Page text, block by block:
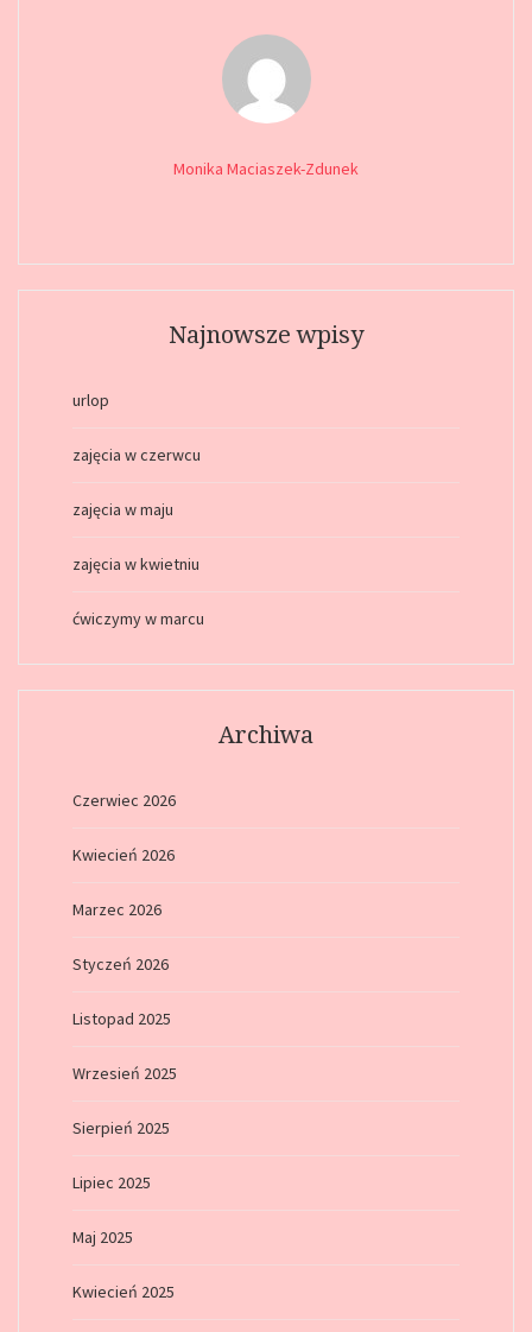
Monika Maciaszek-Zdunek
Najnowsze wpisy
urlop
zajęcia w czerwcu
zajęcia w maju
zajęcia w kwietniu
ćwiczymy w marcu
Archiwa
Czerwiec 2026
Kwiecień 2026
Marzec 2026
Styczeń 2026
Listopad 2025
Wrzesień 2025
Sierpień 2025
Lipiec 2025
Maj 2025
Kwiecień 2025